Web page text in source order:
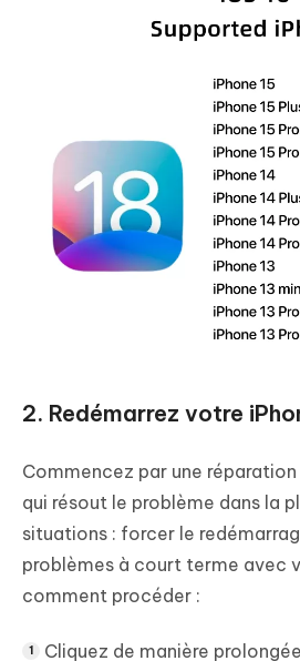
2. Redémarrez votre
Commencez par une
qui résout le problème dans la
situations : forcer le
problèmes à court terme avec
comment procéder :
Cliquez de manière